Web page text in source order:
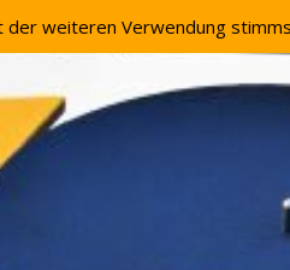
weiteren Verwendung